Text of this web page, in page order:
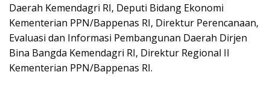
Daerah Kemendagri RI, Deputi Bidang Ekonomi
Kementerian PPN/Bappenas RI, Direktur Perencanaan,
Evaluasi dan Informasi Pembangunan Daerah Dirjen
Bina Bangda Kemendagri RI, Direktur Regional II
Kementerian PPN/Bappenas RI.